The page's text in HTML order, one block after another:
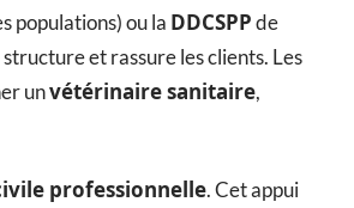
populations) ou la DDCSPPde
et rassure les clients. Les
unvétérinaire sanitaire,
professionnelle. Cet appui